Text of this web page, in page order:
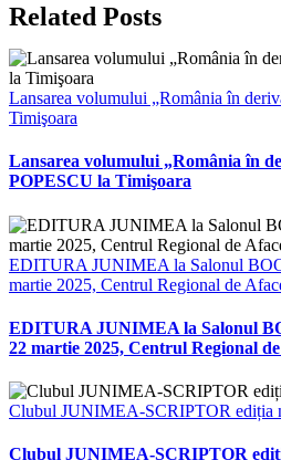
Related Posts
Lansarea volumului „România în
Timişoara
Lansarea volumului „România în
POPESCU la Timişoara
EDITURA JUNIMEA la Salonul
martie 2025, Centrul Regional de
EDITURA JUNIMEA la Salonul
22 martie 2025, Centrul Regional
Clubul JUNIMEA-SCRIPTOR ediția
Clubul JUNIMEA-SCRIPTOR